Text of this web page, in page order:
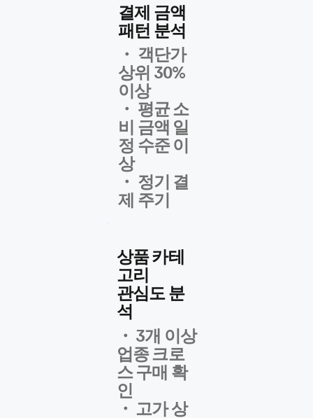
결제 금액
패턴 분석
・ 객단가
상위 30%
이상
・ 평균 소
비 금액 일
정 수준 이
상
・ 정기 결
제 주기
상품 카테
고리
관심도 분
석
・ 3개 이상
업종 크로
스 구매 확
인
・ 고가 상